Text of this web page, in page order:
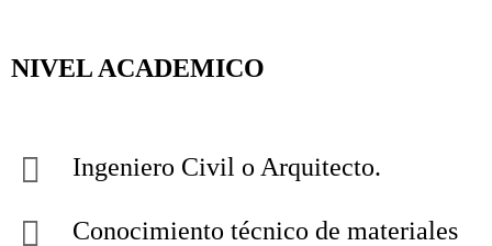
NIVEL ACADEMICO
Ingeniero Civil o Arquitecto.
Conocimiento técnico de materiales